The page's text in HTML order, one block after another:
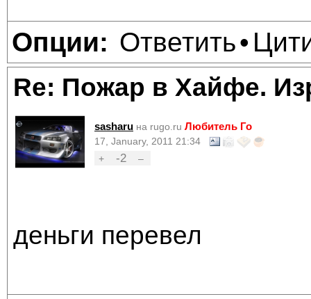
Опции: Ответить•
Re: Пожар в Хайфе.
sasharu на rugo.ru Любитель Го
17, January, 2011 21:34
+
-2 –
деньги перевел